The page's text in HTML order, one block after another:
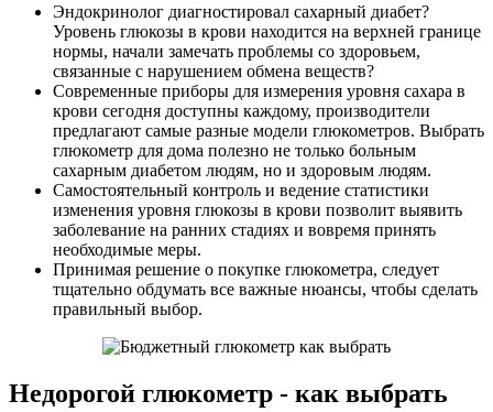
Эндокринолог диагностировал сахарный диабет?
Уровень глюкозы в крови находится на верхней границе
нормы, начали замечать проблемы со здоровьем,
связанные с нарушением обмена веществ?
Современные приборы для измерения уровня сахара в
крови сегодня доступны каждому, производители
предлагают самые разные модели глюкометров. Выбрать
глюкометр для дома полезно не только больным
сахарным диабетом людям, но и здоровым людям.
Самостоятельный контроль и ведение статистики
изменения уровня глюкозы в крови позволит выявить
заболевание на ранних стадиях и вовремя принять
необходимые меры.
Принимая решение о покупке глюкометра, следует
тщательно обдумать все важные нюансы, чтобы сделать
правильный выбор.
Недорогой глюкометр - как выбрать